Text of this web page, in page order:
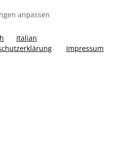
anpassen
Italian
Impressum